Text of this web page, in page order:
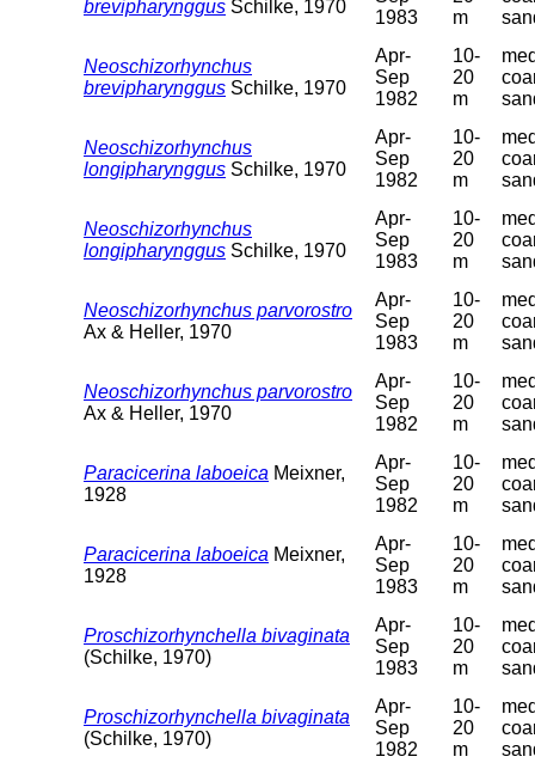
brevipharynggus Schilke, 1970
1983
m
Neoschizorhynchus
brevipharynggus Schilke, 1970
Apr-
Sep
1982
10-
20
m
Neoschizorhynchus
longipharynggus Schilke, 1970
Apr-
Sep
1982
10-
20
m
Neoschizorhynchus
longipharynggus Schilke, 1970
Apr-
Sep
1983
10-
20
m
Neoschizorhynchus parvorostro
Ax & Heller, 1970
Apr-
Sep
1983
10-
20
m
Neoschizorhynchus parvorostro
Ax & Heller, 1970
Apr-
Sep
1982
10-
20
m
Paracicerina laboeica Meixner,
1928
Apr-
Sep
1982
10-
20
m
Paracicerina laboeica Meixner,
1928
Apr-
Sep
1983
10-
20
m
Proschizorhynchella bivaginata
(Schilke, 1970)
Apr-
Sep
1983
10-
20
m
Proschizorhynchella bivaginata
(Schilke, 1970)
Apr-
Sep
1982
10-
20
m